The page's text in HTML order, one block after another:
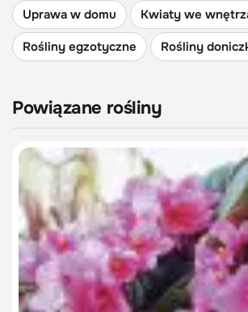
Uprawa w domu
Kwiaty we
Rośliny egzotyczne
Rośliny
Powiązane rośliny